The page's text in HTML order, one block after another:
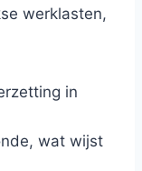
werklasten,
in
wat wijst